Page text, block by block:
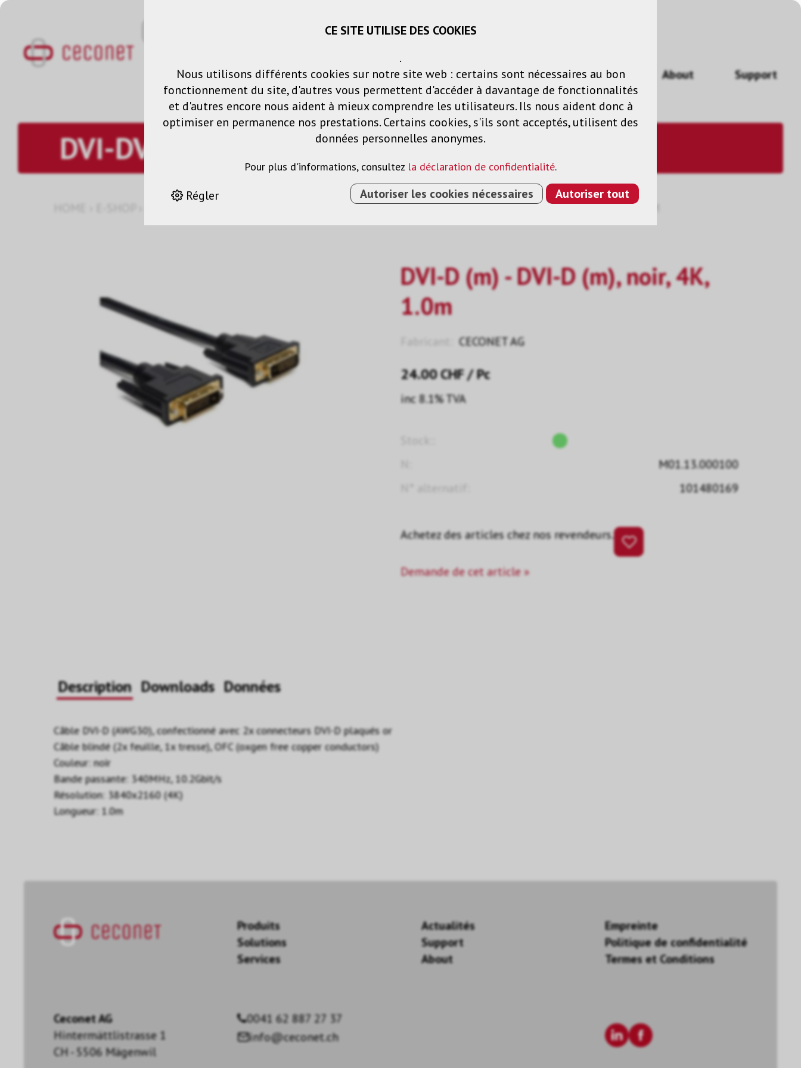
Panier Listes de voeux
Produits Solutions Services Actualités About Support
DVI-DVI
CÂBLE DE RACCORDEMENT›DVI-DVI›DVI-D (M) - DVI-D (M), NOIR, 4K, 1.0M
DVI-D (m) - DVI-D (m), noir, 4K,
1.0m
CECONET AG
24.00CHF/ Pc
inc 8.1% TVA
M01.13.000100
101480169
Achetez des articles chez nos revendeurs.
Demande de cet article »
Description Downloads Données
Câble DVI-D (AWG30), confectionné avec 2x connecteurs DVI-D plaqués or
Câble blindé (2x feuille, 1x tresse), OFC (oxgen free copper conductors)
Couleur: noir
Bande passante: 340MHz, 10.2Gbit/s
Résolution: 3840x2160 (4K)
Longueur: 1.0m
Produits
Solutions
Services
Actualités
Support
About
Empreinte
Politique de confidentialité
Termes et Conditions
Ceconet AG
Hintermättlistrasse 1
CH - 5506 Mägenwil
0041 62 887 27 37
info@ceconet.ch
CE SITE UTILISE DES COOKIES
.
Nous utilisons différents cookies sur notre site web : certains sont nécessaires au bon
fonctionnement du site, d'autres vous permettent d'accéder à davantage de fonctionnalités
et d'autres encore nous aident à mieux comprendre les utilisateurs. Ils nous aident donc à
optimiser en permanence nos prestations. Certains cookies, s'ils sont acceptés, utilisent des
données personnelles anonymes.
Pour plus d'informations, consultez la déclaration de confidentialité.
Régler Autoriser les cookies nécessaires Autoriser tout